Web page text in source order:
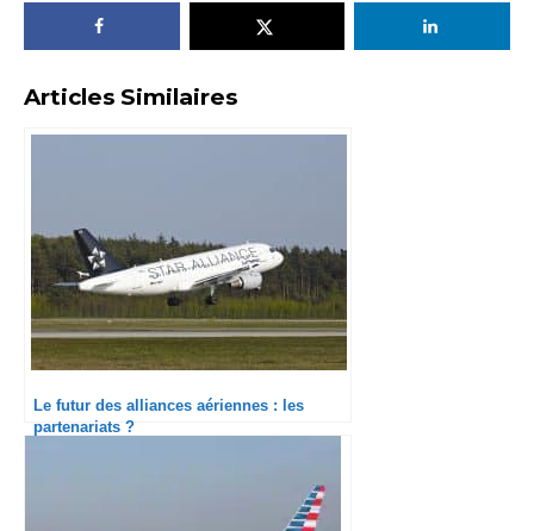
Articles Similaires
Le futur des alliances aériennes : les
partenariats ?